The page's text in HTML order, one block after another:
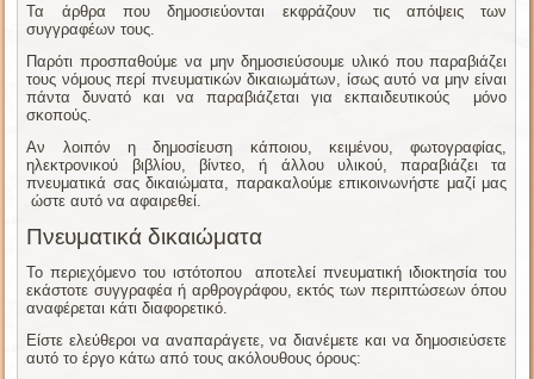
Τα άρθρα που δημοσιεύονται εκφράζουν τις απόψεις των
συγγραφέων τους.
Παρότι προσπαθούμε να μην δημοσιεύσουμε υλικό που παραβιάζει
τους νόμους περί πνευματικών δικαιωμάτων, ίσως αυτό να μην είναι
πάντα δυνατό και να παραβιάζεται για εκπαιδευτικούς μόνο
σκοπούς.
Αν λοιπόν η δημοσίευση κάποιου, κειμένου, φωτογραφίας,
ηλεκτρονικού βιβλίου, βίντεο, ή άλλου υλικού, παραβιάζει τα
πνευματικά σας δικαιώματα, παρακαλούμε επικοινωνήστε μαζί μας
ώστε αυτό να αφαιρεθεί.
Πνευματικά δικαιώματα
Το περιεχόμενο του ιστότοπου αποτελεί πνευματική ιδιοκτησία του
εκάστοτε συγγραφέα ή αρθρογράφου, εκτός των περιπτώσεων όπου
αναφέρεται κάτι διαφορετικό.
Είστε ελεύθεροι να αναπαράγετε, να διανέμετε και να δημοσιεύσετε
αυτό το έργο κάτω από τους ακόλουθους όρους: